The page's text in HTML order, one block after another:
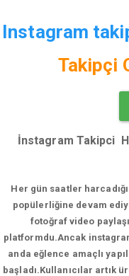
Instagram
Takipçi
İnstagram Takipci
Her gün saatler
popülerliğine devam
fotoğraf video
platformdu.Ancak
anda eğlence amaçlı
başladı.Kullanıcılar artık